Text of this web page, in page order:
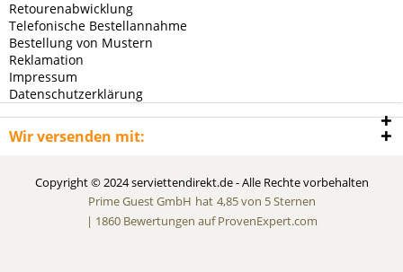
Retourenabwicklung
Telefonische Bestellannahme
Bestellung von Mustern
Reklamation
Impressum
Datenschutzerklärung
Wir versenden mit:
Copyright © 2024 serviettendirekt.de - Alle Rechte vorbehalten
Prime Guest GmbH hat 4,85von 5Sternen
| 1860Bewertungen auf ProvenExpert.com